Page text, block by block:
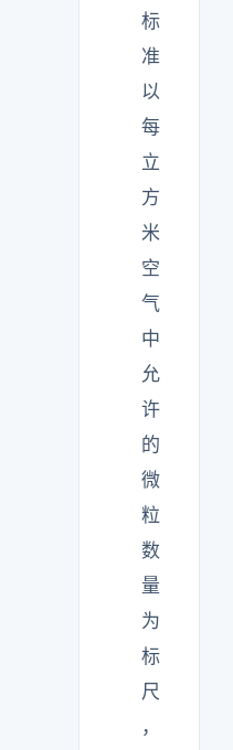
标
准
以
每
立
方
米
空
气
中
允
许
的
微
粒
数
量
为
标
尺
，